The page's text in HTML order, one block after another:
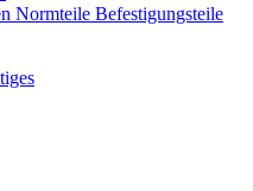
Normteile Befestigungsteile